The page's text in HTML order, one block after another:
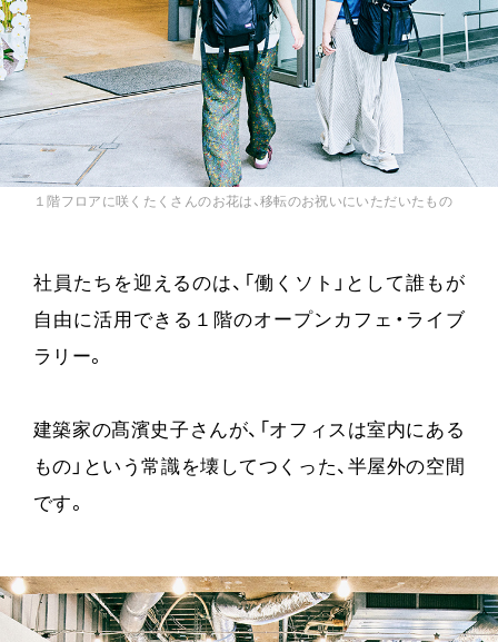
１階フロアに咲くたくさんのお花は、移転のお祝いにいただいたもの
社員たちを迎えるのは、「働くソト」として誰もが
自由に活用できる１階のオープンカフェ・ライブ
ラリー。
建築家の髙濱史子さんが、「オフィスは室内にある
もの」という常識を壊してつくった、半屋外の空間
です。